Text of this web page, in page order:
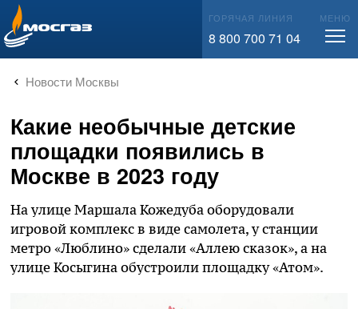
info@mos-gaz.ru ГОРЯЧАЯ ЛИНИЯ
8 800 700 71 04
МЕНЮ
Новости Москвы
Какие необычные детские
площадки появились в
Москве в 2023 году
На улице Маршала Кожедуба оборудовали
игровой комплекс в виде самолета, у станции
метро «Люблино» сделали «Аллею сказок», а на
улице Косыгина обустроили площадку «Атом».